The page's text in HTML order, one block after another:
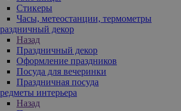
Стикеры
Часы, метеостанции, термометры
декор
Назад
Праздничный декор
Оформление праздников
Посуда для вечеринки
Праздничная посуда
интерьера
Назад